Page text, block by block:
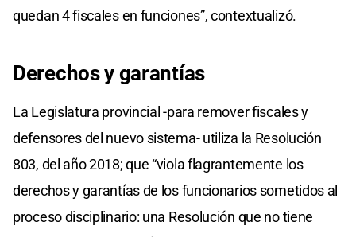
quedan 4 fiscales en funciones”, contextualizó.
Derechos y garantías
La Legislatura provincial -para remover fiscales y
defensores del nuevo sistema- utiliza la Resolución
803, del año 2018; que “viola flagrantemente los
derechos y garantías de los funcionarios sometidos al
proceso disciplinario: una Resolución que no tiene